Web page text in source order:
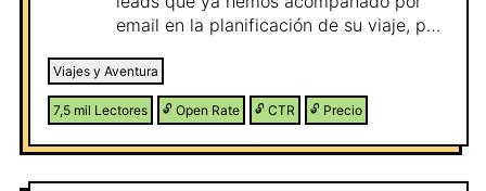
email en la planificación de su viaje, por
intención real. La newsletter es más
generalista, pero siempre centrada en
viajes: rutas probadas, herramientas
útiles y recomendaciones listas para
Viajes y Aventura
7,5 mil Lectores 🔓 Open Rate 🔓 CTR 🔓 Precio